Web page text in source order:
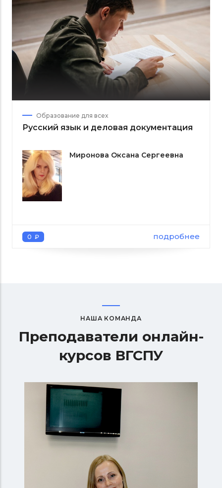
Образование для всех
Русский язык и деловая документация
Миронова Оксана Сергеевна
0 ₽ подробнее
НАША КОМАНДА
Преподаватели онлайн-
курсов ВГСПУ